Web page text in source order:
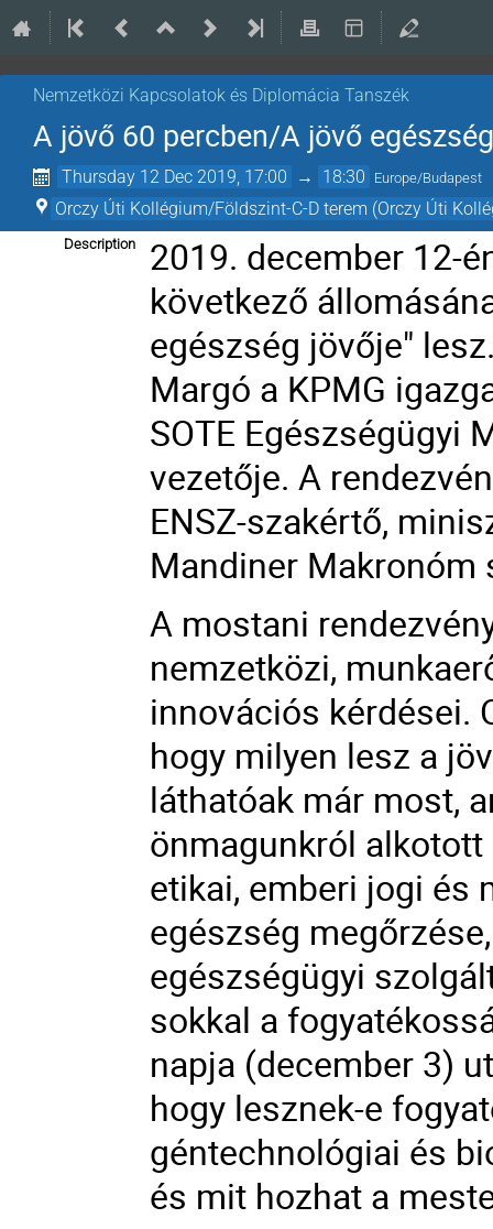
Nemzetközi Kapcsolatok és Diplomácia Tanszék
A jövő 60 percben/A jövő
Thursday 12 Dec 2019, 17:00 → 18:30 Europe/Budapest
Orczy Úti Kollégium/Földszint-C-D terem (Orczy Úti
Description
2019. december 12-
következő
egészség jövője"
Margó a KPMG
SOTE Egészségügyi
vezetője. A
ENSZ-szakértő,
Mandiner Makronóm
A mostani
nemzetközi,
innovációs kérdései.
hogy milyen lesz a
láthatóak már most,
önmagunkról
etikai, emberi jogi és
egészség
egészségügyi
sokkal a
napja (december 3)
hogy lesznek-e
géntechnológiai és
és mit hozhat a